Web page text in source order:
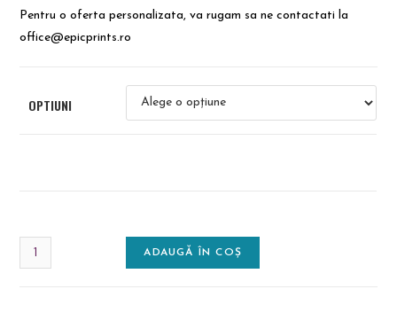
Pentru o oferta personalizata, va rugam sa ne contactati la
office@epicprints.ro
OPTIUNI
ADAUGĂ ÎN COȘ